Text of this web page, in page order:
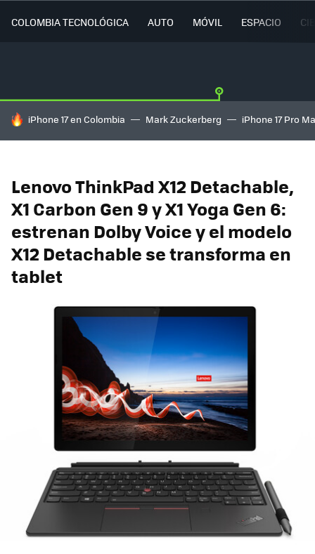
COLOMBIA TECNOLÓGICA AUTO MÓVIL ESPACIO
HOY SE HABLA DE
iPhone 17 en Colombia Mark Zuckerberg iPhone 17 Pro
Lenovo ThinkPad X12 Detachable,
X1 Carbon Gen 9 y X1 Yoga Gen 6:
estrenan Dolby Voice y el modelo
X12 Detachable se transforma en
tablet